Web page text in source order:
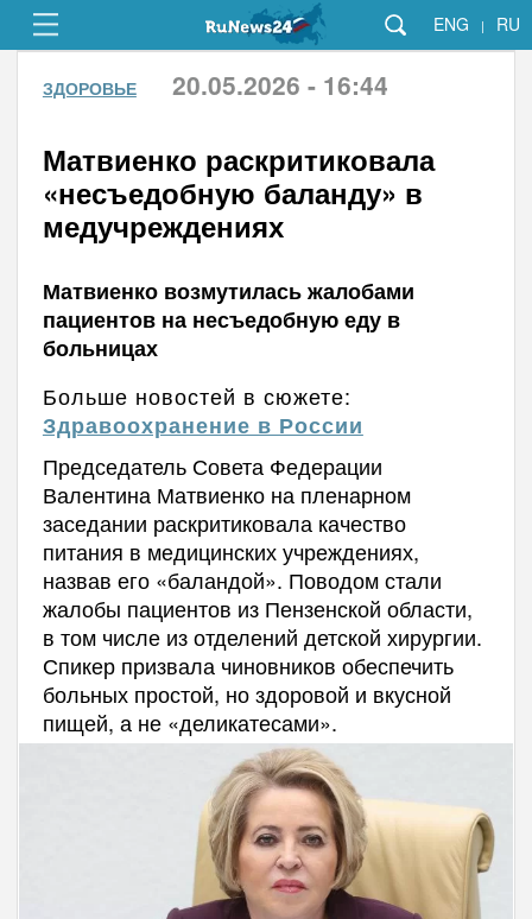
ENG | RU
ЗДОРОВЬЕ 20.05.2026 - 16:44
Матвиенко раскритиковала
«несъедобную баланду» в
медучреждениях
Матвиенко возмутилась жалобами
пациентов на несъедобную еду в
больницах
Больше новостей в сюжете:
Здравоохранение в России
Председатель Совета Федерации
Валентина Матвиенко на пленарном
заседании раскритиковала качество
питания в медицинских учреждениях,
назвав его «баландой». Поводом стали
жалобы пациентов из Пензенской области,
в том числе из отделений детской хирургии.
Спикер призвала чиновников обеспечить
больных простой, но здоровой и вкусной
пищей, а не «деликатесами».